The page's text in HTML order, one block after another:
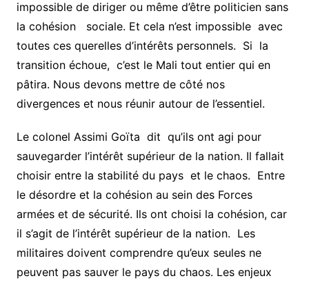
impossible de diriger ou même d’être politicien sans
la cohésion sociale. Et cela n’est impossible avec
toutes ces querelles d’intérêts personnels. Si la
transition échoue, c’est le Mali tout entier qui en
pâtira. Nous devons mettre de côté nos
divergences et nous réunir autour de l’essentiel.
Le colonel Assimi Goïta dit qu’ils ont agi pour
sauvegarder l’intérêt supérieur de la nation. Il fallait
choisir entre la stabilité du pays et le chaos. Entre
le désordre et la cohésion au sein des Forces
armées et de sécurité. Ils ont choisi la cohésion, car
il s’agit de l’intérêt supérieur de la nation. Les
militaires doivent comprendre qu’eux seules ne
peuvent pas sauver le pays du chaos. Les enjeux